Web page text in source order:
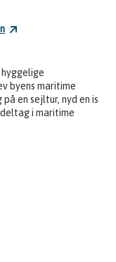
byens maritime
en sejltur, nyd en is
i maritime